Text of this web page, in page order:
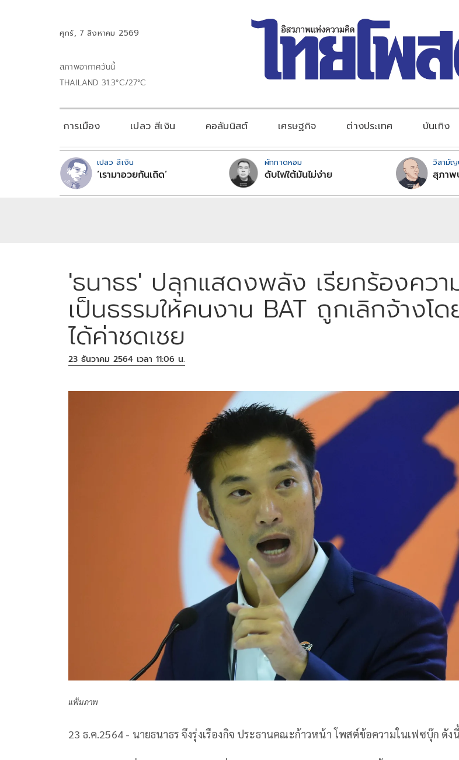
ศุกร์, 7 สิงหาคม 2569
สภาพอากาศวันนี้
THAILAND 31.3°C/27°C
การเมือง เปลว สีเงิน คอลัมนิสต์ เศรษฐกิจ ต่างประเทศ บันเทิง
เปลว สีเงิน
‘เรามาอวยกันเถิด’
ผักกาดหอม
ดับไฟใต้มันไม่ง่าย
วิสามัญ
สุภาพ
'ธนาธร' ปลุกแสดงพลัง เรียกร้องควา
เป็นธรรมให้คนงาน BAT ถูกเลิกจ้างโด
ได้ค่าชดเชย
23 ธันวาคม 2564 เวลา 11:06 น.
แฟ้มภาพ
23 ธ.ค.2564 - นายธนาธร จึงรุ่งเรืองกิจ ประธานคณะก้าวหน้า โพสต์ข้อความในเฟซบุ๊ก ดัง